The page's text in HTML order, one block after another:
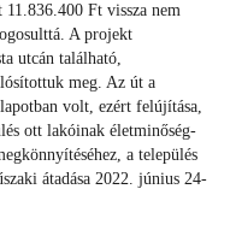
11.836.400 Ft vissza nem
A projekt
utcán található,
meg. Az út a
volt, ezért felújítása,
ott lakóinak életminőség-
a település
átadása 2022. június 24-